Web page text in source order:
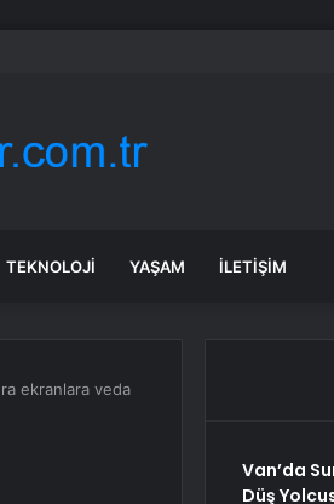
%13 hareket edebilir
TEKNOLOJI YAŞAM İLETIŞIM
ekranlara veda
Van’da
Düş